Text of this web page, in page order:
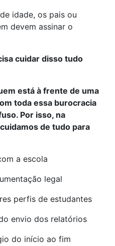
idade, os pais ou
devem assinar o
cuidar disso tudo
está à frente de uma
toda essa burocracia
Por isso, na
de tudo para
a escola
legal
perfis de estudantes
envio dos relatórios
do início ao fim